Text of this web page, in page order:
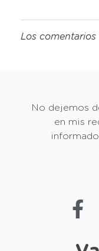
Los comentarios
No dejemos
en mis